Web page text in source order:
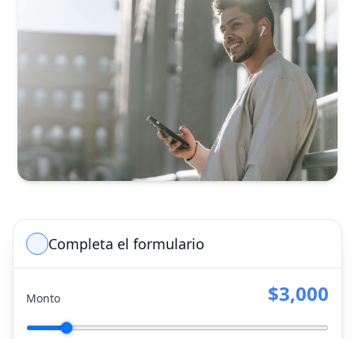
Completa el formulario
Monto $3,000